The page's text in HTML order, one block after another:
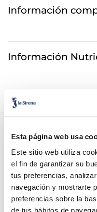
Esta página web usa
Este sitio web utiliza
el fin de garantizar su
tus preferencias,
navegación y mostrarte
preferencias sobre la
de tus hábitos de
Información
Información
Bombón almendrado 6